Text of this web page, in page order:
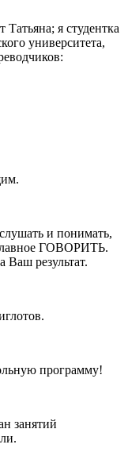
Татьяна; я студентка
университета,
и понимать,
главное ГОВОРИТЬ.
Ваш результат.
программу!
занятий